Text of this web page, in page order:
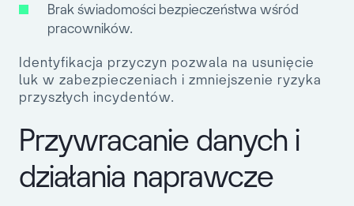
Brak świadomości bezpieczeństwa wśród
pracowników.
Identyfikacja przyczyn pozwala na usunięcie
luk w zabezpieczeniach i zmniejszenie ryzyka
przyszłych incydentów.
Przywracanie danych i
działania naprawcze